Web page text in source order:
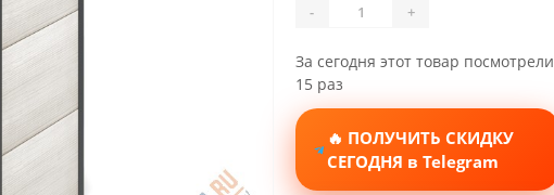
- +
За сегодня этот товар посмотрели
15 раз
🔥 ПОЛУЧИТЬ СКИДКУ
СЕГОДНЯ в Telegram